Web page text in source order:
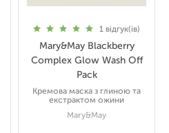
1 відгук(ів)
Mary&May Blackberry
Complex Glow Wash Off
Pack
Кремова маска з глиною та
екстрактом ожини
Mary&May